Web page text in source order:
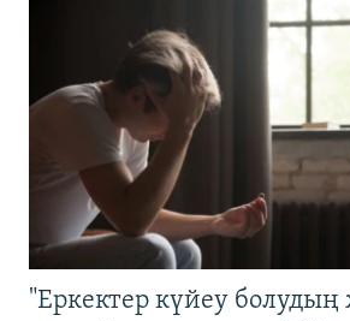
"Еркектер күйеу болудың